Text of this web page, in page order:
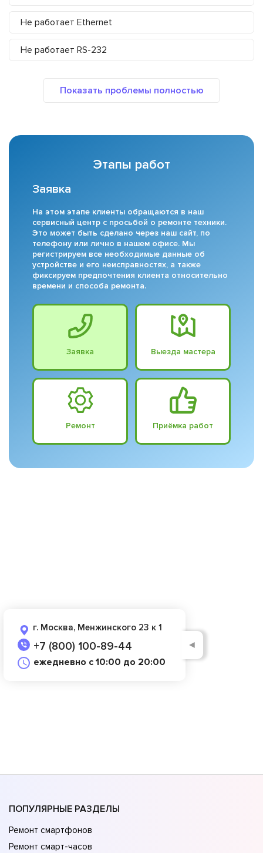
Не работает Ethernet
Не работает RS-232
Этапы работ
Заявка
На этом этапе клиенты обращаются в наш
сервисный центр с просьбой о ремонте техники.
Это может быть сделано через наш сайт, по
телефону или лично в нашем офисе. Мы
регистрируем все необходимые данные об
устройстве и его неисправностях, а также
фиксируем предпочтения клиента относительно
времени и способа ремонта.
Заявка Выезда мастера
Ремонт Приёмка работ
г. Москва, Менжинского 23 к 1
+7 (800) 100-89-44
ежедневно с 10:00 до 20:00
◄
ПОПУЛЯРНЫЕ РАЗДЕЛЫ
Ремонт смартфонов
Ремонт смарт-часов